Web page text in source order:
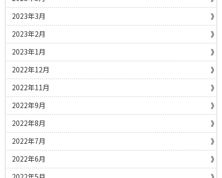
2023年3月
2023年2月
2023年1月
2022年12月
2022年11月
2022年9月
2022年8月
2022年7月
2022年6月